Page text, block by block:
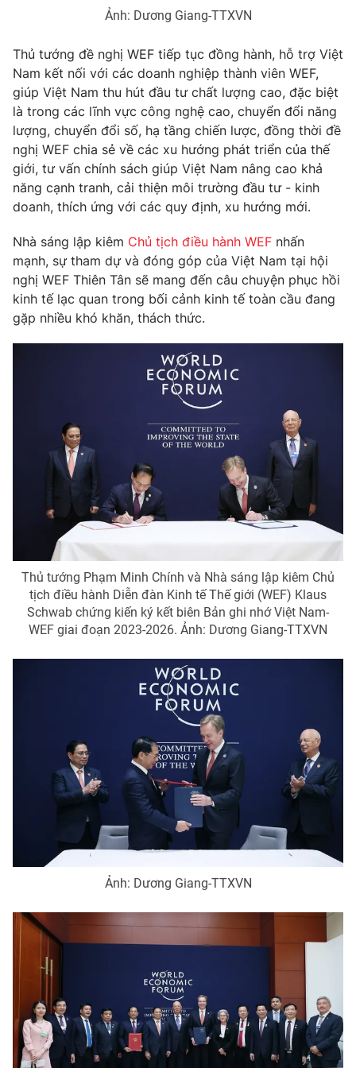
Thị trường 24h Tấm lòng Việt
VTV4 Vươn mình bằng AI
VTV9 VTV8
Liên hệ tòa soạn English
Theo dõi báo trên
Đài Truyền hình Việt Nam
Thời báo VTV
Giấy phép hoạt động báo in và báo điện tử số 483/GP-BTTTT
Tổng Biên tập:
Vũ Thanh Thủy
Phó Tổng Biên tập:
Nguyễn Thị Mỹ Hạnh, Phạm Quốc Thắng,
Nguyễn Trọng Ninh
Tổng đài VTV:
024.38 355 931 - 024.38 355 932
Ðiện thoại Thời báo VTV:024.66 897 897
toasoan@vtv.vn
Liên hệ quảng cáo:024-7300.7108
® Cấm sao chép dưới mọi hình thức nếu không có sự chấp
thuận bằng văn bản. Ghi rõ nguồn VTV.vn khi phát hành lại
thông tin từ website này.
Ảnh: Dương Giang-TTXVN
Thủ tướng đề nghị WEF tiếp tục đồng hành, hỗ trợ Việt
Nam kết nối với các doanh nghiệp thành viên WEF,
giúp Việt Nam thu hút đầu tư chất lượng cao, đặc biệt
là trong các lĩnh vực công nghệ cao, chuyển đổi năng
lượng, chuyển đổi số, hạ tầng chiến lược, đồng thời đề
nghị WEF chia sẻ về các xu hướng phát triển của thế
giới, tư vấn chính sách giúp Việt Nam nâng cao khả
năng cạnh tranh, cải thiện môi trường đầu tư - kinh
doanh, thích ứng với các quy định, xu hướng mới.
Nhà sáng lập kiêm Chủ tịch điều hành WEF nhấn
mạnh, sự tham dự và đóng góp của Việt Nam tại hội
nghị WEF Thiên Tân sẽ mang đến câu chuyện phục hồi
kinh tế lạc quan trong bối cảnh kinh tế toàn cầu đang
gặp nhiều khó khăn, thách thức.
Thủ tướng Phạm Minh Chính và Nhà sáng lập kiêm Chủ
tịch điều hành Diễn đàn Kinh tế Thế giới (WEF) Klaus
Schwab chứng kiến ký kết biên Bản ghi nhớ Việt Nam-
WEF giai đoạn 2023-2026. Ảnh: Dương Giang-TTXVN
Ảnh: Dương Giang-TTXVN